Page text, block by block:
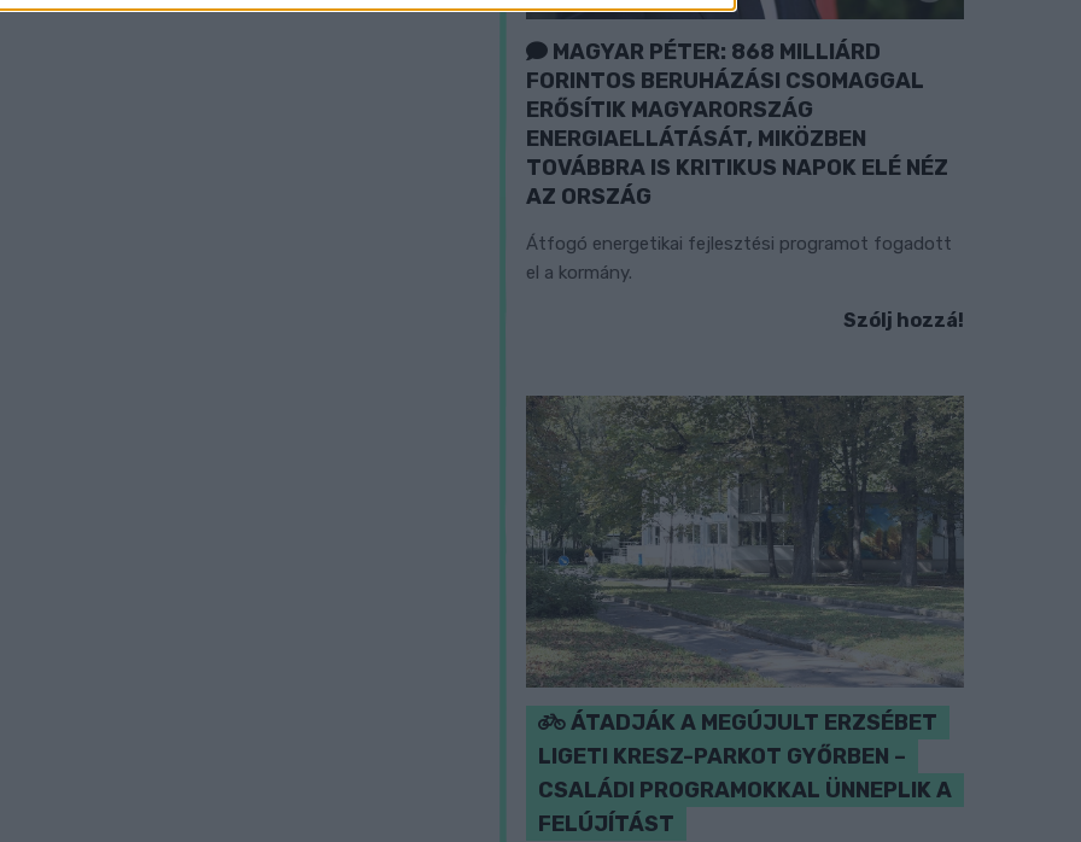
MAGYAR PÉTER: 868 MILLIÁRD
FORINTOS BERUHÁZÁSI CSOMAGGAL
ERŐSÍTIK MAGYARORSZÁG
ENERGIAELLÁTÁSÁT, MIKÖZBEN
TOVÁBBRA IS KRITIKUS NAPOK ELÉ NÉZ
AZ ORSZÁG
Átfogó energetikai fejlesztési programot fogadott
el a kormány.
Szólj hozzá!
ÁTADJÁK A MEGÚJULT ERZSÉBET
LIGETI KRESZ-PARKOT GYŐRBEN –
CSALÁDI PROGRAMOKKAL ÜNNEPLIK A
FELÚJÍTÁST